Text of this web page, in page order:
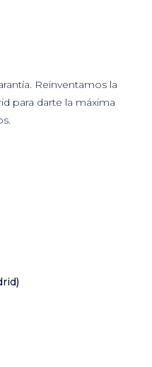
Reinventamos la
para darte la máxima